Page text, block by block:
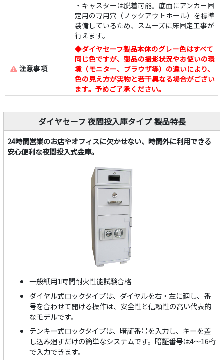
・キャスターは脱着可能。底面にアンカー固
定用の専用穴（ノックアウトホール）を標準
装備しているため、スムーズに床固定工事が
行えます。
注意事項
◆ダイヤセーフ製品本体のグレー色はすべて
同じ色ですが、製品の撮影状況やお使いの環
境（モニター、ブラウザ等）の違いにより、
色の見え方が実物と若干異なる場合がござい
ます。予めご了承ください。
ダイヤセーフ 夜間投入庫タイプ 製品特長
24時間営業のお店やオフィスに欠かせない、時間外に利用できる
安心便利な夜間投入式金庫。
一般紙用1時間耐火性能試験合格
ダイヤル式ロックタイプは、ダイヤルを右・左に廻し、番
号を合わせて開ける操作は、安全性と信頼性の高い代表的
なモデルです。
テンキー式ロックタイプは、暗証番号を入力し、キーを差
し込み廻すだけの簡単なシステムです。暗証番号は4～16桁
で入力できます。